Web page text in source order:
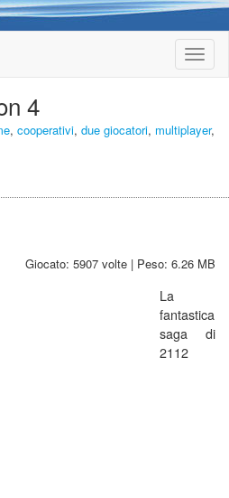
Toggle
4
, cooperativi, due giocatori, multiplayer,
Giocato: 5907 volte | Peso: 6.26 MB
La
fantastica
saga di
2112